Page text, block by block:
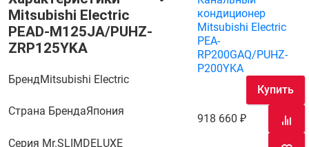
Mitsubishi Electric
PEAD-M125JA/PUHZ-
ZRP125YKA
БрендMitsubishi Electric
Страна БрендаЯпония
Серия Mr.SLIMDELUXE
кондиционер
Mitsubishi Electric
PEA-
RP200GAQ/PUHZ-
P200YKA
918 660
Купить